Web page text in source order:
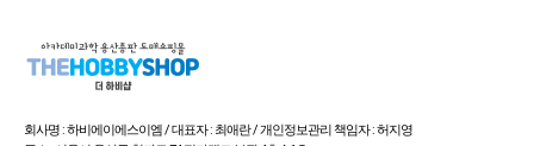
회사명 : 하비에이에스이엠 / 대표자 : 최애란 / 개인정보관리 책임자 : 허지영